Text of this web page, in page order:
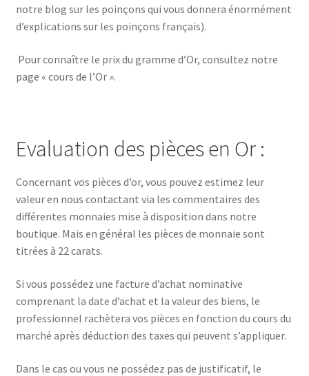
notre blog sur les poinçons qui vous donnera énormément
d’explications sur les poinçons français).
Pour connaître le prix du gramme d’Or, consultez notre
page « cours de l’Or ».
Evaluation des pièces en Or :
Concernant vos pièces d’or, vous pouvez estimez leur
valeur en nous contactant via les commentaires des
différentes monnaies mise à disposition dans notre
boutique. Mais en général les pièces de monnaie sont
titrées à 22 carats.
Si vous possédez une facture d’achat nominative
comprenant la date d’achat et la valeur des biens, le
professionnel rachètera vos pièces en fonction du cours du
marché après déduction des taxes qui peuvent s’appliquer.
Dans le cas ou vous ne possédez pas de justificatif, le